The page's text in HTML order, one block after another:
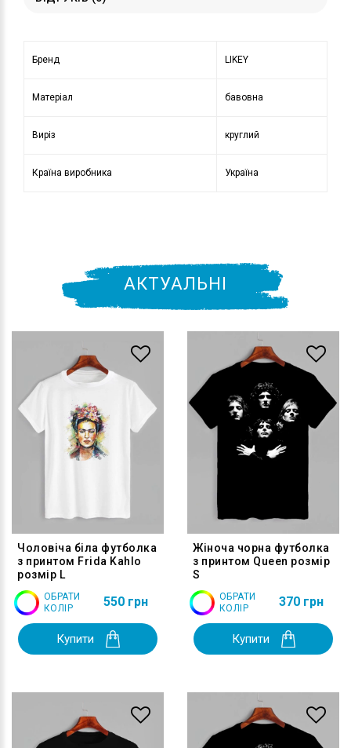
Бренд LIKEY
Матеріал бавовна
Виріз круглий
Країна виробника Україна
АКТУАЛЬНІ
Чоловіча біла футболка
з принтом Frida Kahlo
розмір L
ОБРАТИ
КОЛІР
550 грн
Купити
Жіноча чорна футболка
з принтом Queen розмір
S
ОБРАТИ
КОЛІР
370 грн
Купити